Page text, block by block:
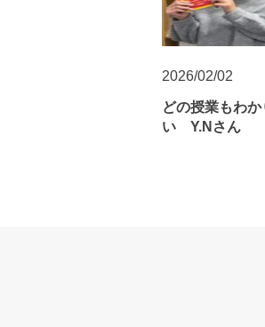
2026/02/02
どの授業もわ
い Y.Nさん